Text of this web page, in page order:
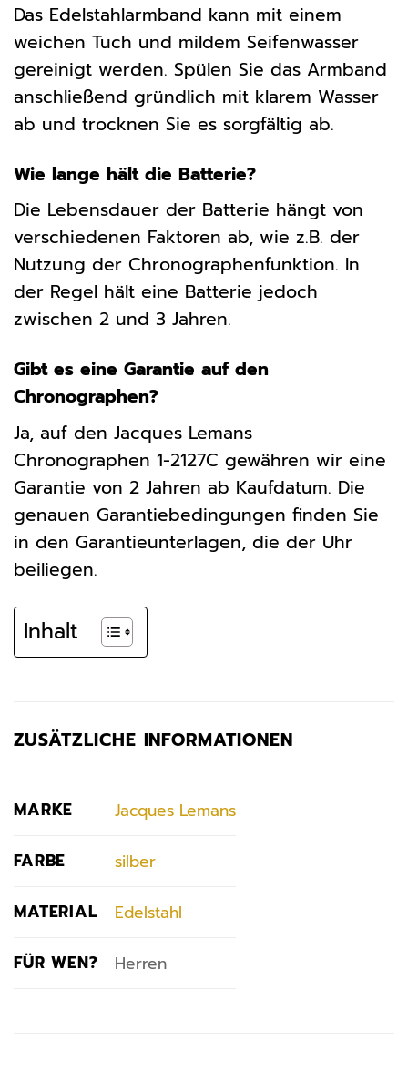
Das Edelstahlarmband kann mit einem
weichen Tuch und mildem Seifenwasser
gereinigt werden. Spülen Sie das Armband
anschließend gründlich mit klarem Wasser
ab und trocknen Sie es sorgfältig ab.
Wie lange hält die Batterie?
Die Lebensdauer der Batterie hängt von
verschiedenen Faktoren ab, wie z.B. der
Nutzung der Chronographenfunktion. In
der Regel hält eine Batterie jedoch
zwischen 2 und 3 Jahren.
Gibt es eine Garantie auf den
Chronographen?
Ja, auf den Jacques Lemans
Chronographen 1-2127C gewähren wir eine
Garantie von 2 Jahren ab Kaufdatum. Die
genauen Garantiebedingungen finden Sie
in den Garantieunterlagen, die der Uhr
beiliegen.
Inhalt
ZUSÄTZLICHE INFORMATIONEN
MARKE Jacques Lemans
FARBE silber
MATERIAL Edelstahl
FÜR WEN? Herren